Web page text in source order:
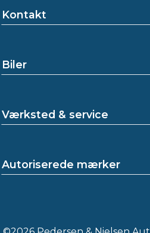
Kontakt
Biler
Værksted & service
Autoriserede mærker